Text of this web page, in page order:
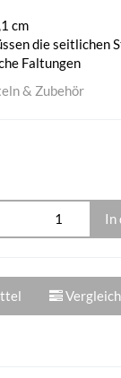
cm
die seitlichen
Faltungen
& Zubehör
In